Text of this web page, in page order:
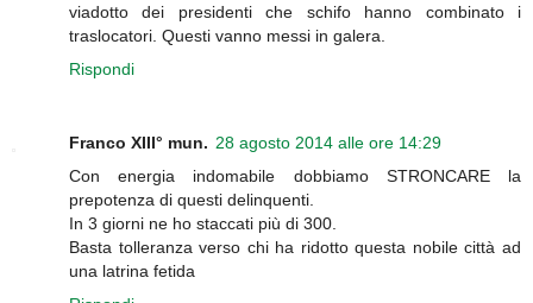
viadotto dei presidenti che schifo hanno combinato i
traslocatori. Questi vanno messi in galera.
Rispondi
Franco XIII° mun. 28 agosto 2014 alle ore 14:29
Con energia indomabile dobbiamo STRONCARE la
prepotenza di questi delinquenti.
In 3 giorni ne ho staccati più di 300.
Basta tolleranza verso chi ha ridotto questa nobile città ad
una latrina fetida